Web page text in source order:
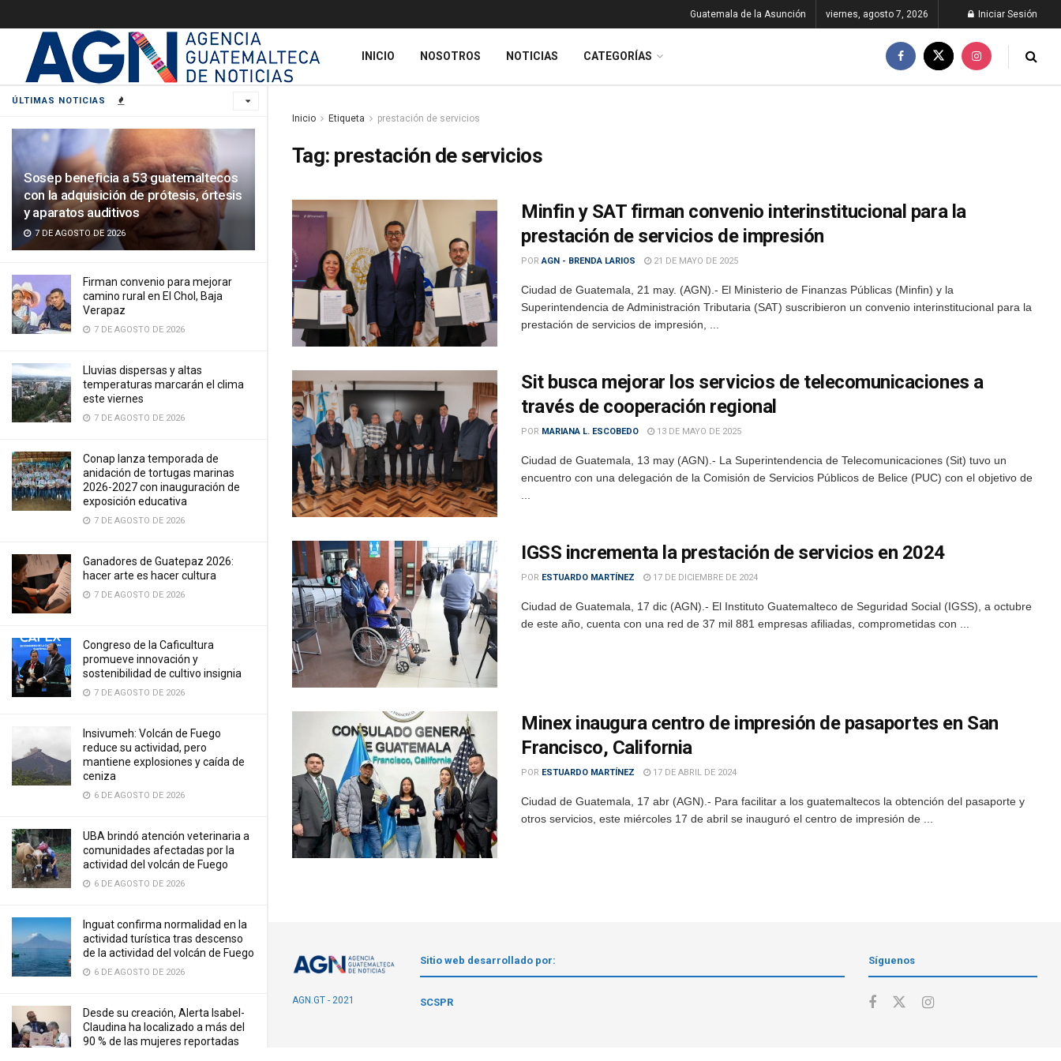
ÚLTIMAS NOTICIAS
Sosep beneficia a 53 guatemaltecos
con la adquisición de prótesis, órtesis
y aparatos auditivos
7 DE AGOSTO DE 2026
Firman convenio para mejorar
camino rural en El Chol, Baja
Verapaz
7 DE AGOSTO DE 2026
Lluvias dispersas y altas
temperaturas marcarán el clima
este viernes
7 DE AGOSTO DE 2026
Conap lanza temporada de
anidación de tortugas marinas
2026-2027 con inauguración de
exposición educativa
7 DE AGOSTO DE 2026
Ganadores de Guatepaz 2026:
hacer arte es hacer cultura
7 DE AGOSTO DE 2026
Congreso de la Caficultura
promueve innovación y
sostenibilidad de cultivo insignia
7 DE AGOSTO DE 2026
Insivumeh: Volcán de Fuego
reduce su actividad, pero
mantiene explosiones y caída de
ceniza
6 DE AGOSTO DE 2026
UBA brindó atención veterinaria a
comunidades afectadas por la
actividad del volcán de Fuego
6 DE AGOSTO DE 2026
Inguat confirma normalidad en la
actividad turística tras descenso
de la actividad del volcán de Fuego
6 DE AGOSTO DE 2026
Desde su creación, Alerta Isabel-
Claudina ha localizado a más del
90 % de las mujeres reportadas
Guatemala de la Asunción viernes, agosto 7, 2026 Iniciar Sesión
INICIO NOSOTROS NOTICIAS CATEGORÍAS
Inicio Etiqueta prestación de servicios
Tag: prestación de servicios
Minfin y SAT firman convenio interinstitucional para la
prestación de servicios de impresión
POR AGN - BRENDA LARIOS 21 DE MAYO DE 2025
Ciudad de Guatemala, 21 may. (AGN).- El Ministerio de Finanzas Públicas (Minfin) y la
Superintendencia de Administración Tributaria (SAT) suscribieron un convenio interinstitucional para la
prestación de servicios de impresión, ...
Sit busca mejorar los servicios de telecomunicaciones a
través de cooperación regional
POR MARIANA L. ESCOBEDO 13 DE MAYO DE 2025
Ciudad de Guatemala, 13 may (AGN).- La Superintendencia de Telecomunicaciones (Sit) tuvo un
encuentro con una delegación de la Comisión de Servicios Públicos de Belice (PUC) con el objetivo de
IGSS incrementa la prestación de servicios en 2024
POR ESTUARDO MARTÍNEZ 17 DE DICIEMBRE DE 2024
Ciudad de Guatemala, 17 dic (AGN).- El Instituto Guatemalteco de Seguridad Social (IGSS), a octubre
de este año, cuenta con una red de 37 mil 881 empresas afiliadas, comprometidas con ...
Minex inaugura centro de impresión de pasaportes en San
Francisco, California
POR ESTUARDO MARTÍNEZ 17 DE ABRIL DE 2024
Ciudad de Guatemala, 17 abr (AGN).- Para facilitar a los guatemaltecos la obtención del pasaporte y
otros servicios, este miércoles 17 de abril se inauguró el centro de impresión de ...
AGN.GT - 2021
Sitio web desarrollado por:
SCSPR
Síguenos